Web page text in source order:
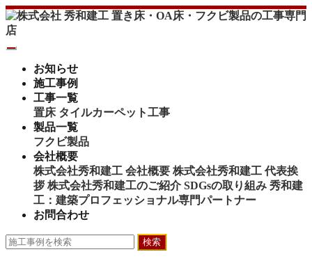
お知らせ
施工事例
工事一覧
置床 タイルカーペット工事
製品一覧
フクビ製品
会社概要
株式会社秀和建工 会社概要 株式会社秀和建工 代表挨
拶 株式会社秀和建工のご紹介 SDGsの取り組み 秀和建
工：建築プロフェッショナル専門パートナー
お問合わせ
検索